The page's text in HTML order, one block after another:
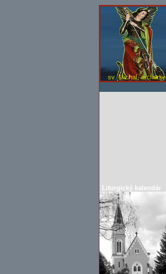
sv. Michal, archanjel
Liturgický kalendár